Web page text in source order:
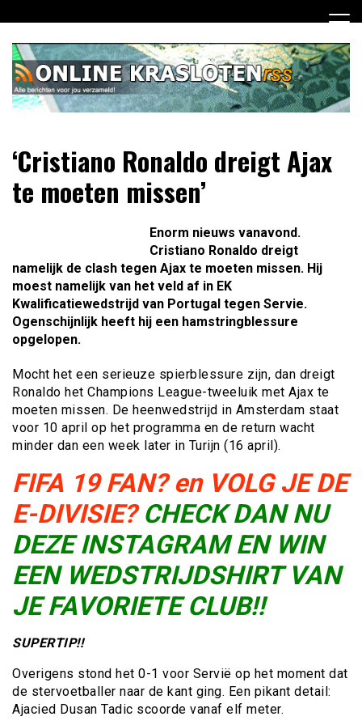
naar
inhoud
Online Krasloten RSS
jou verzameld
‘Cristiano Ronaldo dreigt Ajax
te moeten missen’
Enorm nieuws vanavond.
Cristiano Ronaldo dreigt
namelijk de clash tegen Ajax te moeten missen. Hij
moest namelijk van het veld af in EK
Kwalificatiewedstrijd van Portugal tegen Servie.
Ogenschijnlijk heeft hij een hamstringblessure
opgelopen.
Mocht het een serieuze spierblessure zijn, dan dreigt
Ronaldo het Champions League-tweeluik met Ajax te
moeten missen. De heenwedstrijd in Amsterdam staat
voor 10 april op het programma en de return wacht
minder dan een week later in Turijn (16 april).
FIFA 19 FAN? en VOLG JE DE
E-DIVISIE?CHECK DAN NU
DEZE INSTAGRAM EN WIN
EEN WEDSTRIJDSHIRT VAN
JE FAVORIETE CLUB!!
SUPERTIP!!
Overigens stond het 0-1 voor Servië op het moment dat
de stervoetballer naar de kant ging. Een pikant detail:
Ajacied Dusan Tadic scoorde vanaf elf meter.